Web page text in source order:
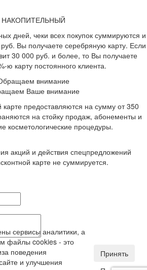
НАКОПИТЕЛЬНЫЙ
дней, чеки всех покупок суммируются и
Вы получаете серебряную карту. Если
30 000 руб. и более, то Вы получаете
ю карту постоянного клиента.
внимание
Ваше внимание
карте предоставляются на сумму от 350
на стойку продаж, абонементы и
косметологические процедуры.
акций и действия спецпредложений
карте не суммируется.
сервисы аналитики, а
файлы cookies - это
поведения
и улучшения
Принять